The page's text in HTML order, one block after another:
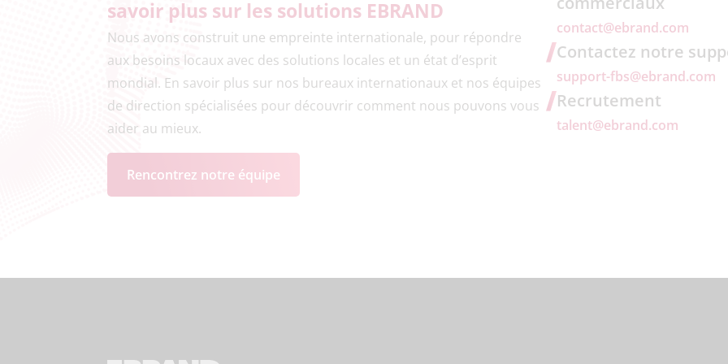
savoir plus sur les solutions EBRAND
Nous avons construit une empreinte internationale, pour répondre
aux besoins locaux avec des solutions locales et un état d’esprit
mondial. En savoir plus sur nos bureaux internationaux et nos équipes
de direction spécialisées pour découvrir comment nous pouvons vous
aider au mieux.
Rencontrez notre équipe
contact@ebrand.com
Contactez notre
support-fbs@ebrand.com
Recrutement
talent@ebrand.com